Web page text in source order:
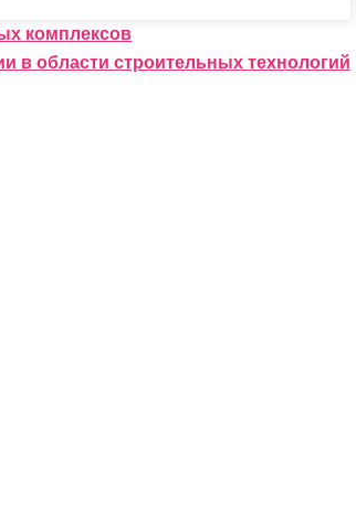
комплексов
в области строительных технологий